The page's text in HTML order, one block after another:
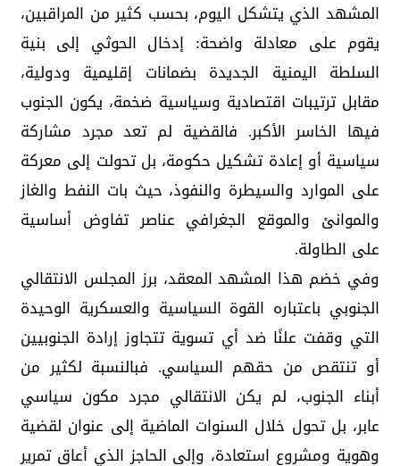
المشهد الذي يتشكل اليوم، بحسب كثير من المراقبين،
يقوم على معادلة واضحة: إدخال الحوثي إلى بنية
السلطة اليمنية الجديدة بضمانات إقليمية ودولية،
مقابل ترتيبات اقتصادية وسياسية ضخمة، يكون الجنوب
فيها الخاسر الأكبر. فالقضية لم تعد مجرد مشاركة
سياسية أو إعادة تشكيل حكومة، بل تحولت إلى معركة
على الموارد والسيطرة والنفوذ، حيث بات النفط والغاز
والموانئ والموقع الجغرافي عناصر تفاوض أساسية
على الطاولة.
وفي خضم هذا المشهد المعقد، برز المجلس الانتقالي
الجنوبي باعتباره القوة السياسية والعسكرية الوحيدة
التي وقفت علنًا ضد أي تسوية تتجاوز إرادة الجنوبيين
أو تنتقص من حقهم السياسي. فبالنسبة لكثير من
أبناء الجنوب، لم يكن الانتقالي مجرد مكون سياسي
عابر، بل تحول خلال السنوات الماضية إلى عنوان لقضية
وهوية ومشروع استعادة، وإلى الحاجز الذي أعاق تمرير